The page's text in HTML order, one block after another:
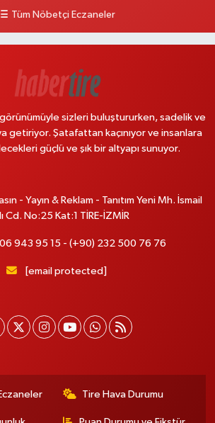
Tüm Nöbetçi Eczaneler
sizleri buluştururken, sadelik ve
getiriyor. Şatafattan kaçınıyor ve insanlara
güçlü ve şık bir altyapı sunuyor.
- Yayın & Reklam - Tanıtım Yeni Mh. İsmail
Cd. No:25 Kat:1 TİRE-İZMİR
943 95 15 - (+90) 232 500 76 76
[email protected]
Tire Hava Durumu